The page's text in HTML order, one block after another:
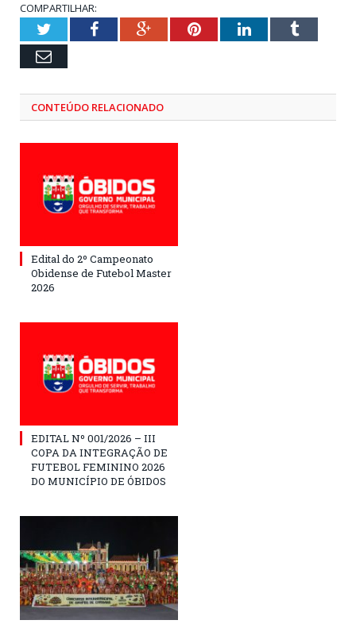
COMPARTILHAR:
TwitterFacebookGoogle+PinterestLinkedInTumblr
Email
CONTEÚDO RELACIONADO
Edital do 2º Campeonato
Obidense de Futebol Master
2026
EDITAL Nº 001/2026 – III
COPA DA INTEGRAÇÃO DE
FUTEBOL FEMININO 2026
DO MUNICÍPIO DE ÓBIDOS